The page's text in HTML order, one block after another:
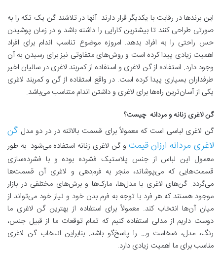
این برندها در رقابت با یکدیگر قرار دارند. آنها در تلاشند گن یک تکه را به
صورتی طراحی کنند تا بیشترین کارایی را داشته باشد و در زمان پوشیدن
حس راحتی را به افراد بدهد. امروزه موضوع تناسب اندام برای افراد
اهمیت زیادی پیدا کرده است و روش‌های متفاوتی نیز برای رسیدن به آن
وجود دارد. استفاده از گن‌ لاغری و استفاده از کمربند لاغری در سالیان اخیر
طرفداران بسیاری پیدا کرده است. در واقع استفاده از گن و کمربند لاغری
یکی از آسان‌ترین راه‌ها برای لاغری و داشتن اندام متناسب می‌باشد.
گن لاغری زنانه و مردانه چیست؟
گن لاغری لباسی است که معمولاً برای قسمت بالاتنه در در دو مدل گن
لاغری مردانه ارزان قیمت و گن لاغری زنانه استفاده می‌شود. به طور
معمول این لباس از جنس پلاستیک فشرده بوده و با فشرده‌سازی
قسمت‌هایی که می‌پوشاند، منجر به فرم‌دهی و لاغری آن قسمت‌ها
می‌گردد. گن‌های لاغری با مدل‌ها، مارک‌ها و برش‌های مختلفی در بازار
موجود هستند که هر فرد با توجه به فرم بدن خود و نیاز خود می‌تواند از
میان آن‌ها انتخاب کند. معمولاً برای استفاده از بهترین گن لاغری ما
دوست داریم از مدلی استفاده کنیم که تمام توقعات ما از قبیل جنس،
رنگ، مدل، ضخامت و… را پاسخ‌گو باشد. بنابراین انتخاب گن لاغری
مناسب برای ما اهمیت زیادی دارد.